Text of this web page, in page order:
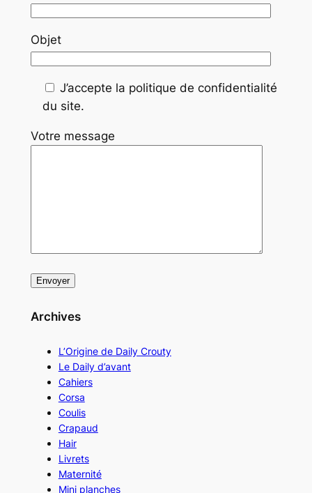
Objet
J’accepte la politique de confidentialité
du site.
Votre message
Archives
L’Origine de Daily Crouty
Le Daily d’avant
Cahiers
Corsa
Coulis
Crapaud
Hair
Livrets
Maternité
Mini planches